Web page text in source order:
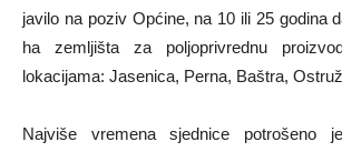
javilo na poziv Općine, na 10 ili 25 godina
ha zemljišta za poljoprivrednu
lokacijama: Jasenica, Perna, Baštra,
Najviše vremena sjednice potrošeno